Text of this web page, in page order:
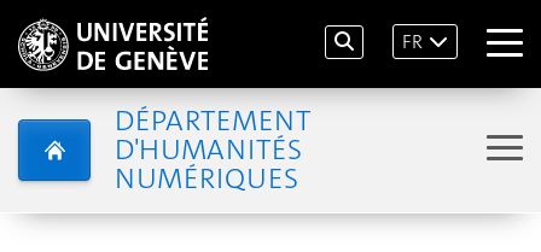
FR
DÉPARTEMENT
D'HUMANITÉS
NUMÉRIQUES